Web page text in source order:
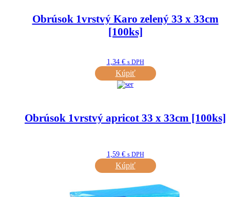
Obrúsok 1vrstvý Karo zelený 33 x 33cm
[100ks]
1,34 € s DPH
Kúpiť
Obrúsok 1vrstvý apricot 33 x 33cm [100ks]
1,59 € s DPH
Kúpiť